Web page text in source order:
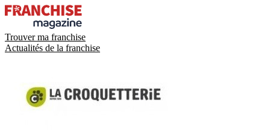
Trouver ma franchise
Actualités de la franchise